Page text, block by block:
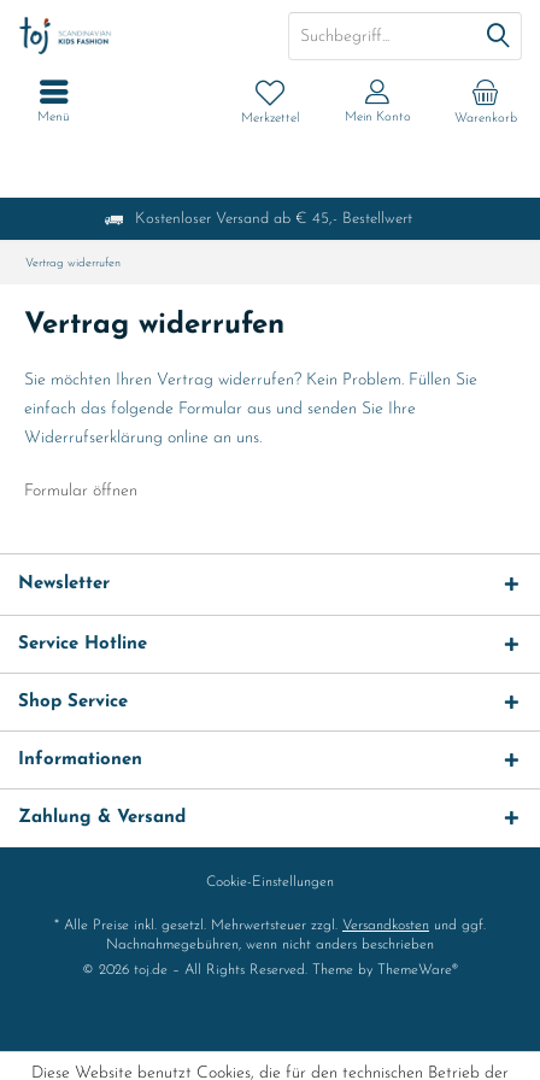
Kostenloser Versand ab € 45,- Bestellwert
Warenkorb
Merkzettel Mein Konto
Menü
Vertrag widerrufen
Vertrag widerrufen
Sie möchten Ihren Vertrag widerrufen? Kein Problem. Füllen Sie
einfach das folgende Formular aus und senden Sie Ihre
Widerrufserklärung online an uns.
Formular öffnen
Newsletter
Service Hotline
Shop Service
Informationen
Zahlung & Versand
Cookie-Einstellungen
* Alle Preise inkl. gesetzl. Mehrwertsteuer zzgl. Versandkosten und ggf.
Nachnahmegebühren, wenn nicht anders beschrieben
© 2026 toj.de – All Rights Reserved. Theme by
ThemeWare®
Diese Website benutzt Cookies, die für den technischen Betrieb der